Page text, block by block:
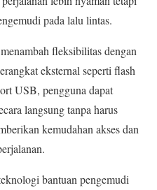
pada lalu lintas.
fleksibilitas dengan
eksternal seperti flash
USB, pengguna dapat
langsung tanpa harus
kemudahan akses dan
bantuan pengemudi